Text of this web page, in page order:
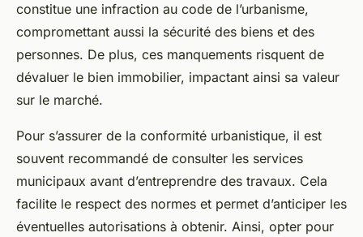
constitue une infraction au code de l’urbanisme,
compromettant aussi la sécurité des biens et des
personnes. De plus, ces manquements risquent de
dévaluer le bien immobilier, impactant ainsi sa valeur
sur le marché.
Pour s’assurer de la conformité urbanistique, il est
souvent recommandé de consulter les services
municipaux avant d’entreprendre des travaux. Cela
facilite le respect des normes et permet d’anticiper les
éventuelles autorisations à obtenir. Ainsi, opter pour